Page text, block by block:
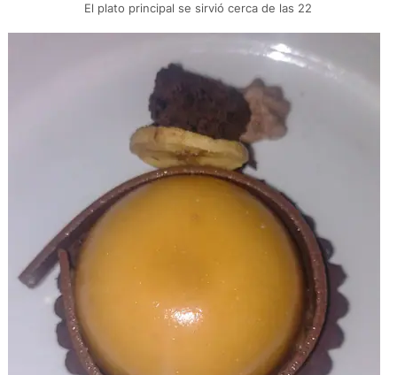
El plato principal se sirvió cerca de las 22